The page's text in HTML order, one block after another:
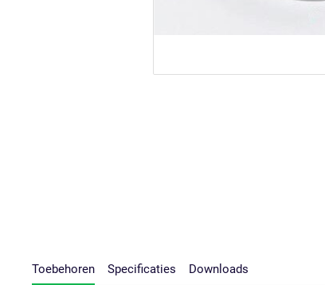
Toebehoren Specificaties Downloads